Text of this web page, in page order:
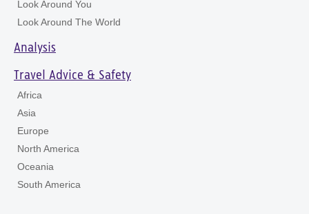
Look Around You
Look Around The World
Analysis
Travel Advice & Safety
Africa
Asia
Europe
North America
Oceania
South America